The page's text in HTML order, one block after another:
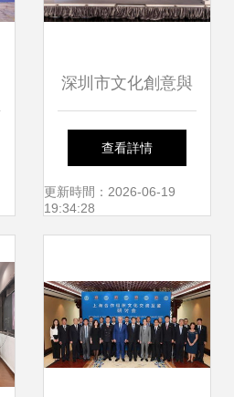
深圳市文化創意與
設計聯合會揚帆起
航，共筑文化藝術
查看詳情
更新時間：2026-06-19
19:34:28